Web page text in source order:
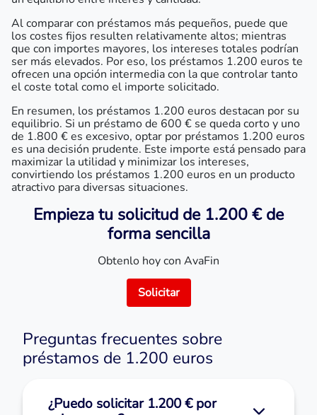
Al comparar con préstamos más pequeños, puede que
los costes fijos resulten relativamente altos; mientras
que con importes mayores, los intereses totales podrían
ser más elevados. Por eso, los préstamos 1.200 euros te
ofrecen una opción intermedia con la que controlar tanto
el coste total como el importe solicitado.
En resumen, los préstamos 1.200 euros destacan por su
equilibrio. Si un préstamo de 600 € se queda corto y uno
de 1.800 € es excesivo, optar por préstamos 1.200 euros
es una decisión prudente. Este importe está pensado para
maximizar la utilidad y minimizar los intereses,
convirtiendo los préstamos 1.200 euros en un producto
atractivo para diversas situaciones.
Empieza tu solicitud de 1.200 € de
forma sencilla
Obtenlo hoy con AvaFin
Solicitar
Preguntas frecuentes sobre
préstamos de 1.200 euros
¿Puedo solicitar 1.200 € por